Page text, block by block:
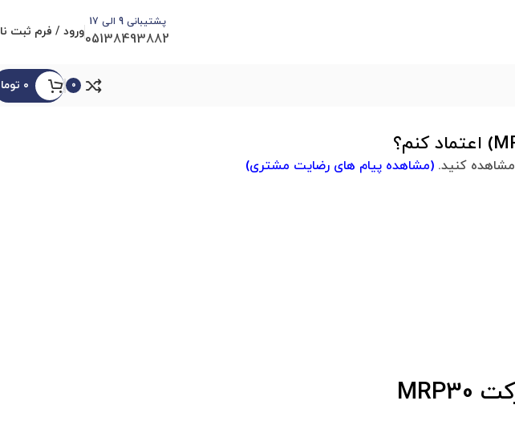
پشتیبانی 9 الی 17
05138493882ورود / فرم ثبت
0 ۰
کنید. (مشاهده پیام های رضایت مشتری)
MRP30